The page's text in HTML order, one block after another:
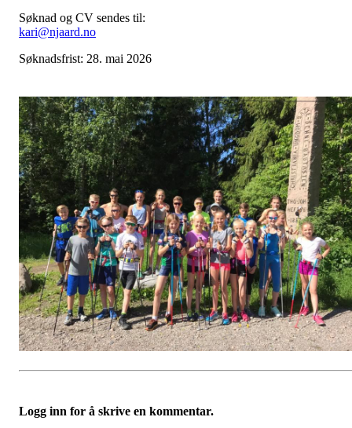
Søknad og CV sendes til:
kari@njaard.no
Søknadsfrist: 28. mai 2026
Logg inn for å skrive en kommentar.